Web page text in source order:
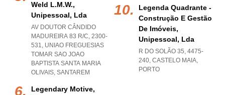
Weld L.m.w.,
Unipessoal, Lda
AV DOUTOR CÂNDIDO
MADUREIRA 83 R/C, 2300-
531, UNIAO FREGUESIAS
TOMAR SAO JOAO
BAPTISTA SANTA MARIA
OLIVAIS, SANTAREM
Legendary Motive,
Legenda Quadrante -
Construção E Gestão
De Imóveis,
Unipessoal, Lda
R DO SOLÃO 35, 4475-
240, CASTELO MAIA,
PORTO